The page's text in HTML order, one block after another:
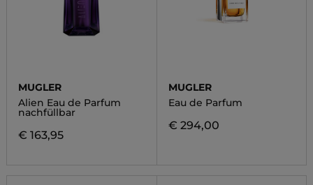
MUGLER
Alien Eau de Parfum
nachfüllbar
€ 163,95
MUGLER
Eau de Parfum
€ 294,00